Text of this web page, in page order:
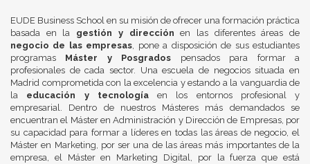
EUDE Business School en su misión de ofrecer una formación práctica
basada en la gestión y dirección en las diferentes áreas de
negocio de las empresas, pone a disposición de sus estudiantes
programas Máster y Posgrados pensados para formar a
profesionales de cada sector. Una escuela de negocios situada en
Madrid comprometida con la excelencia y estando a la vanguardia de
la educación y tecnologíaen los entornos profesional y
empresarial. Dentro de nuestros Másteres más demandados se
encuentran el Máster en Administración y Dirección de Empresas, por
su capacidad para formar a líderes en todas las áreas de negocio, el
Máster en Marketing, por ser una de las áreas más importantes de la
empresa, el Máster en Marketing Digital, por la fuerza que está